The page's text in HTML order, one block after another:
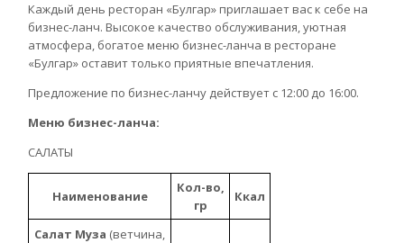
Каждый день ресторан «Булгар» приглашает вас к себе на
бизнес-ланч. Высокое качество обслуживания, уютная
атмосфера, богатое меню бизнес-ланча в ресторане
«Булгар» оставит только приятные впечатления.
Предложение по бизнес-ланчу действует с 12:00 до 16:00.
Меню бизнес-ланча:
САЛАТЫ
Наименование
Кол-во,
гр
Ккал
Салат Муза (ветчина,